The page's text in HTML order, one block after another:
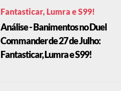
Fantasticar, Lumra e S99!
Análise - Banimentos no Duel
Commander de 27 de Julho:
Fantasticar, Lumra e S99!